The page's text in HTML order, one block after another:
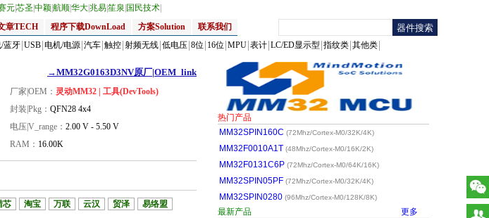
元芯圣 中颖航顺华大兆易笙泉 国民技术
章TECH 程序下载DownLoad 方案Solution
联系我们
蓝牙 USB 电机/电源 汽车 触控 射频无线 低电压 8位 16位 MPU 表计 LC/ED显示型 指纹类 其他类
→MM32G0163D3NV原厂|OEM_link
厂家|OEM： 灵动MM32 | 工具(DevTools)
封装|Pkg： QFN28 4x4
电压|V_range： 2.00 V - 5.50 V
RAM： 16.00K
芯 淘宝 万联 云汉 贸泽 易络盟
热门产品
MM32SPIN160C (72Mhz/Cortex-M0/32K/4K)
MM32F0010A1T (48Mhz/Cortex-M0/16K/2K)
MM32F0131C6P (72Mhz/Cortex-M0/64K/16K)
MM32SPIN05PF (72Mhz/Cortex-M0/32K/4K)
MM32SPIN0280 (96Mhz/Cortex-M0/128K/8K)
最新产品
更多